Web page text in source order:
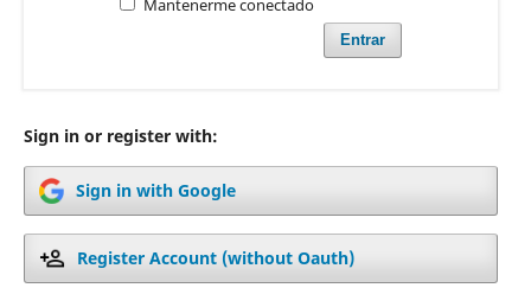
Mantenerme conectado
Entrar
Sign in or register with:
Sign in with Google
Register Account (without Oauth)